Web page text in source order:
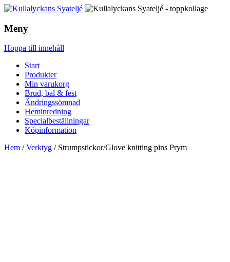
Meny
Hoppa till innehåll
Start
Produkter
Min varukorg
Brud, bal & fest
Ändringssömnad
Heminredning
Specialbeställningar
Köpinformation
Hem /Verktyg / Strumpstickor/Glove knitting pins Prym